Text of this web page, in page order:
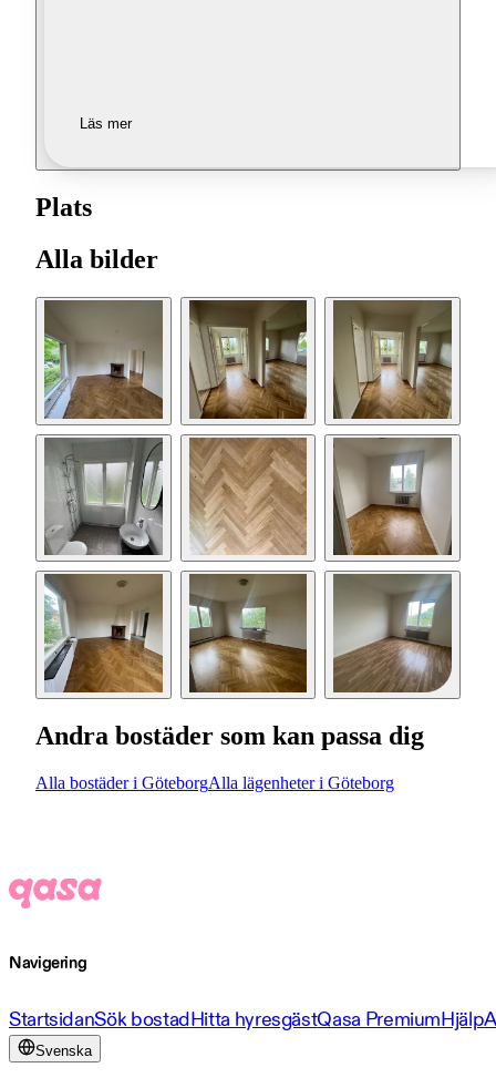
Läs mer
Plats
Alla bilder
Andra bostäder som kan passa dig
Alla bostäder i GöteborgAlla lägenheter i Göteborg
Navigering
StartsidanSök bostadHitta hyresgästQasa PremiumHjälp
Svenska